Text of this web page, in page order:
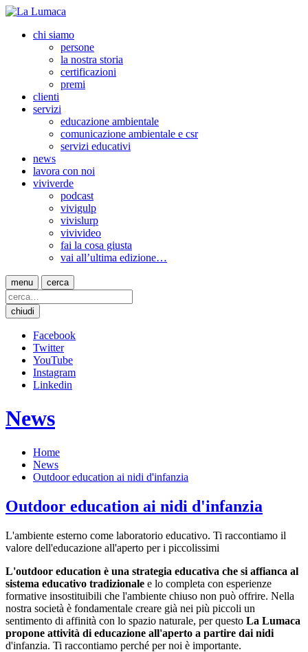
chi siamo
persone
la nostra storia
certificazioni
premi
clienti
servizi
educazione ambientale
comunicazione ambientale e csr
servizi educativi
news
lavora con noi
viviverde
podcast
vivigulp
vivislurp
vivivideo
fai la cosa giusta
vai all’ultima edizione…
menu cerca
chiudi
Facebook
Twitter
YouTube
Instagram
Linkedin
News
Home
News
Outdoor education ai nidi d'infanzia
Outdoor education ai nidi d'infanzia
L'ambiente esterno come laboratorio educativo. Ti raccontiamo il
valore dell'educazione all'aperto per i piccolissimi
L'outdoor education è una strategia educativa che si affianca al
sistema educativo tradizionale e lo completa con esperienze
formative insostituibili che l'ambiente chiuso non può offrire. Nella
nostra società è fondamentale creare già nei più piccoli un
sentimento di affinità con lo spazio naturale, per questo La Lumaca
propone attività di educazione all'aperto a partire dai nidi
d'infanzia. Ti raccontiamo perché per noi è importante.